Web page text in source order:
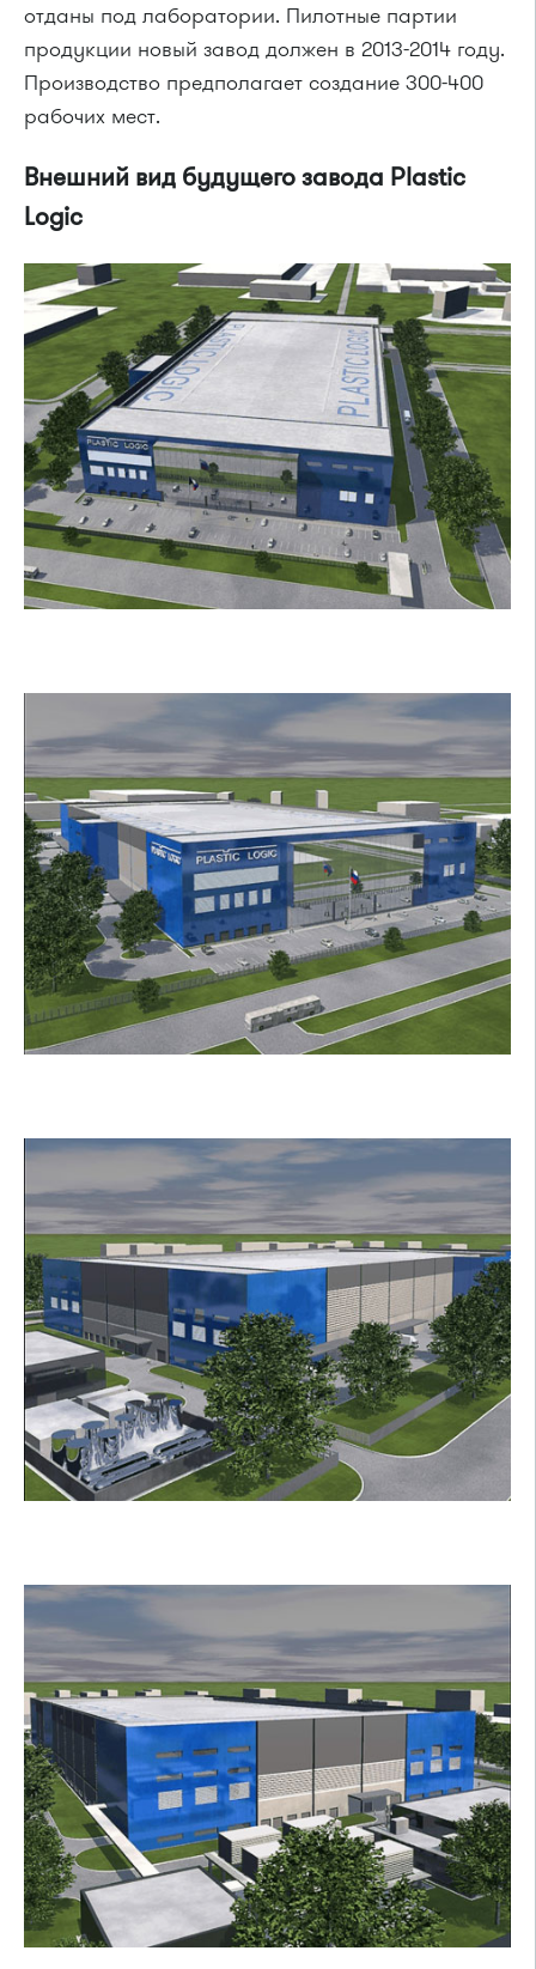
отданы под лаборатории. Пилотные партии
продукции новый завод должен в 2013-2014 году.
Производство предполагает создание 300-400
рабочих мест.
Внешний вид будущего завода Plastic
Logic